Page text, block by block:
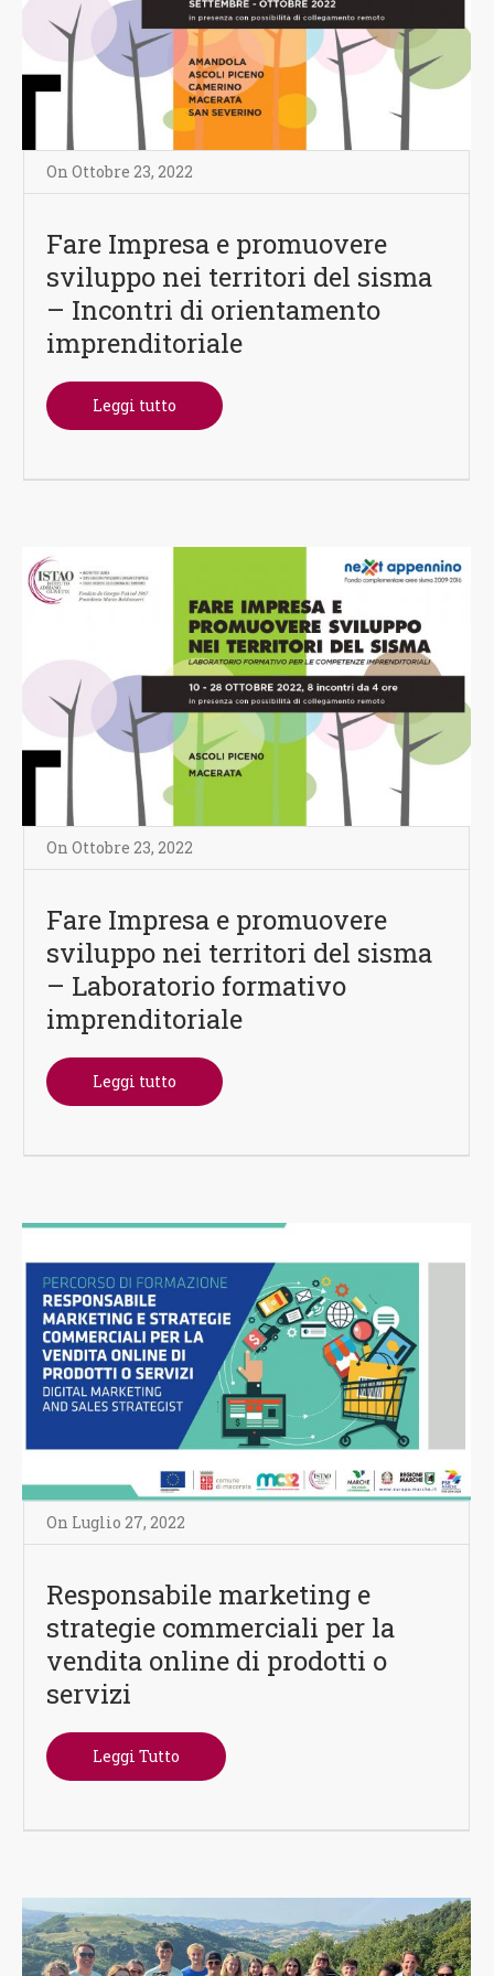
On Ottobre 23, 2022
Fare Impresa e promuovere
sviluppo nei territori del sisma
– Incontri di orientamento
imprenditoriale
Leggi tutto
On Ottobre 23, 2022
Fare Impresa e promuovere
sviluppo nei territori del sisma
– Laboratorio formativo
imprenditoriale
Leggi tutto
On Luglio 27, 2022
Responsabile marketing e
strategie commerciali per la
vendita online di prodotti o
servizi
Leggi Tutto